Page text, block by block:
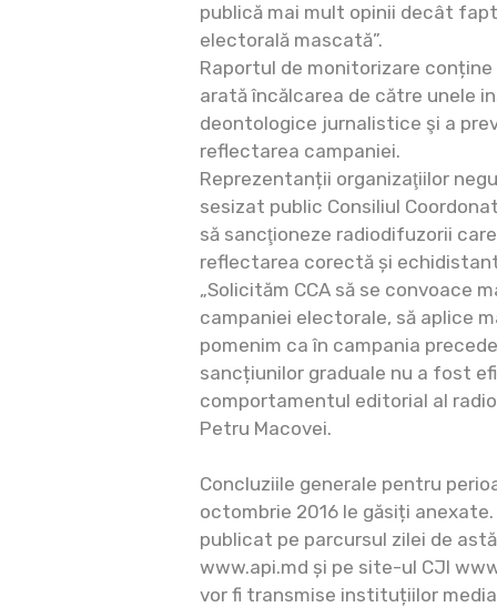
publică mai mult opinii decât
electorală mascată”.
Raportul de monitorizare
arată încălcarea de către unele
deontologice jurnalistice şi a
reflectarea campaniei.
Reprezentanții organizaţiilor
sesizat public Consiliul
să sancţioneze radiodifuzorii
reflectarea corectă și
„Solicităm CCA să se convoace
campaniei electorale, să aplice
pomenim ca în campania
sancțiunilor graduale nu a fost
comportamentul editorial al
Petru Macovei.
Concluziile generale pentru
octombrie 2016 le găsiți
publicat pe parcursul zilei de
www.api.md și pe site-ul CJI
vor fi transmise instituțiilor